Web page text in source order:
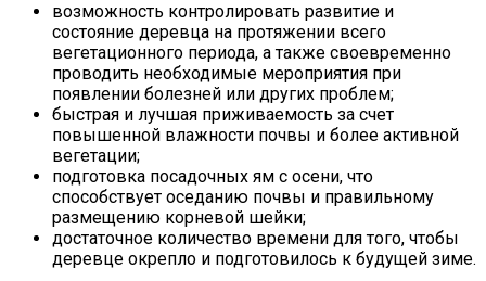
возможность контролировать развитие и
состояние деревца на протяжении всего
вегетационного периода, а также своевременно
проводить необходимые мероприятия при
появлении болезней или других проблем;
быстрая и лучшая приживаемость за счет
повышенной влажности почвы и более активной
вегетации;
подготовка посадочных ям с осени, что
способствует оседанию почвы и правильному
размещению корневой шейки;
достаточное количество времени для того, чтобы
деревце окрепло и подготовилось к будущей зиме.